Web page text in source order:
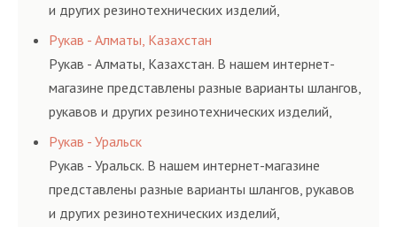
и других резинотехнических изделий,
соответствующих ГОСТам, техническим условиям
и нормативам.
Рукав - Алматы, Казахстан
Рукав - Алматы, Казахстан. В нашем интернет-
магазине представлены разные варианты шлангов,
рукавов и других резинотехнических изделий,
соответствующих ГОСТам, техническим условиям
и нормативам.
Рукав - Уральск
Рукав - Уральск. В нашем интернет-магазине
представлены разные варианты шлангов, рукавов
и других резинотехнических изделий,